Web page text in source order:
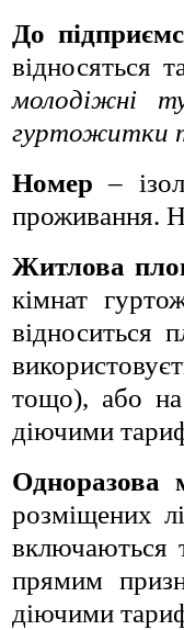
До
відносяться
молодіжні
гуртожитки
Номер –
проживання.
Житлова
кімнат
відноситься
тощо), або на
діючими
Одноразова
розміщених
включаються
прямим
діючими